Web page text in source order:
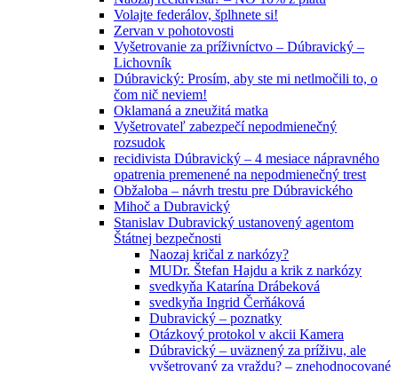
Volajte federálov, šplhnete si!
Zervan v pohotovosti
Vyšetrovanie za príživníctvo – Dúbravický –
Lichovník
Dúbravický: Prosím, aby ste mi netlmočili to, o
čom nič neviem!
Oklamaná a zneužitá matka
Vyšetrovateľ zabezpečí nepodmienečný
rozsudok
recidivista Dúbravický – 4 mesiace nápravného
opatrenia premenené na nepodmienečný trest
Obžaloba – návrh trestu pre Dúbravického
Mihoč a Dubravický
Stanislav Dubravický ustanovený agentom
Štátnej bezpečnosti
Naozaj kričal z narkózy?
MUDr. Štefan Hajdu a krik z narkózy
svedkyňa Katarína Drábeková
svedkyňa Ingrid Čerňáková
Dubravický – poznatky
Otázkový protokol v akcii Kamera
Dúbravický – uväznený za príživu, ale
vyšetrovaný za vraždu? – znehodnocované